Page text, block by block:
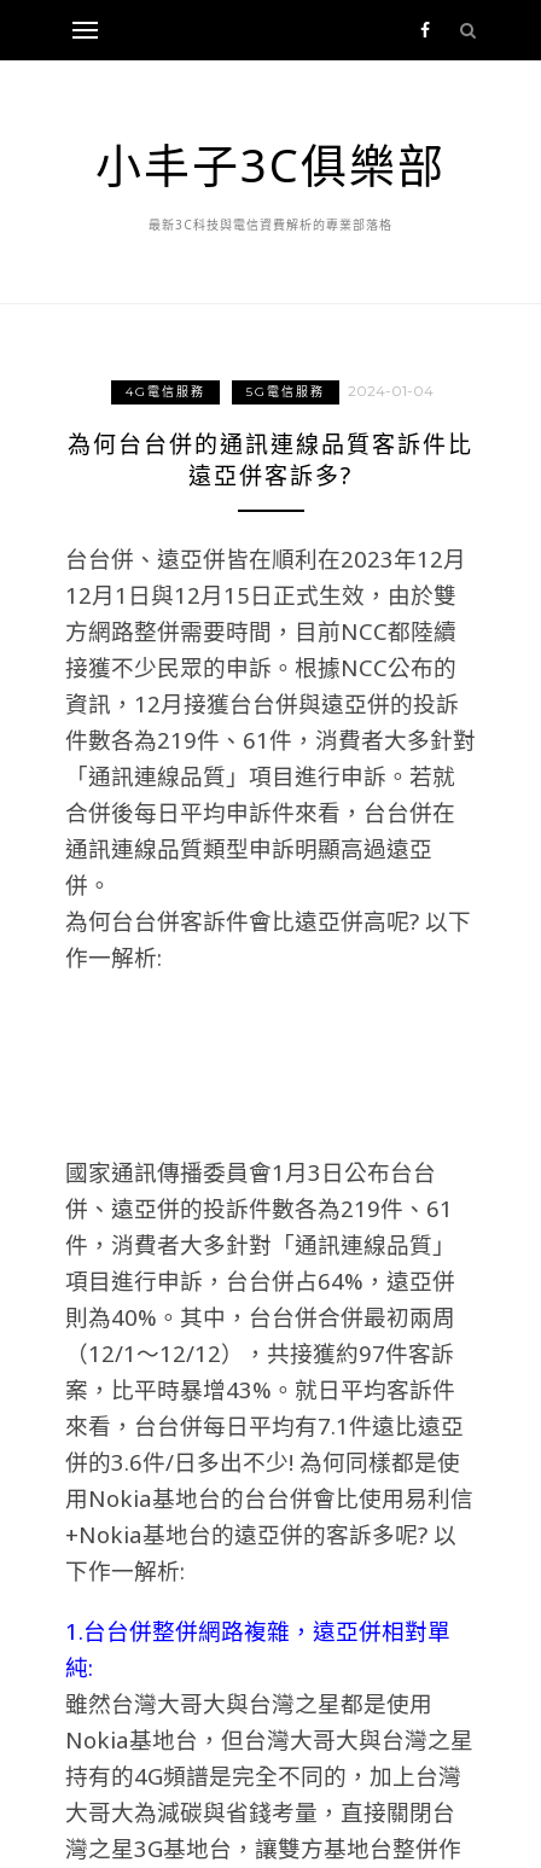
小丰子3C俱樂部
最新3C科技與電信資費解析的專業部落格
4G電信服務 5G電信服務 2024-01-04
為何台台併的通訊連線品質客訴件比
遠亞併客訴多?
台台併、遠亞併皆在順利在2023年12月
12月1日與12月15日正式生效，由於雙
方網路整併需要時間，目前NCC都陸續
接獲不少民眾的申訴。根據NCC公布的
資訊，12月接獲台台併與遠亞併的投訴
件數各為219件、61件，消費者大多針對
「通訊連線品質」項目進行申訴。若就
合併後每日平均申訴件來看，台台併在
通訊連線品質類型申訴明顯高過遠亞
併。
為何台台併客訴件會比遠亞併高呢? 以下
作一解析:
國家通訊傳播委員會1月3日公布台台
併、遠亞併的投訴件數各為219件、61
件，消費者大多針對「通訊連線品質」
項目進行申訴，台台併占64%，遠亞併
則為40%。其中，台台併合併最初兩周
（12/1～12/12），共接獲約97件客訴
案，比平時暴增43%。就日平均客訴件
來看，台台併每日平均有7.1件遠比遠亞
併的3.6件/日多出不少! 為何同樣都是使
用Nokia基地台的台台併會比使用易利信
+Nokia基地台的遠亞併的客訴多呢? 以
下作一解析:
1.台台併整併網路複雜，遠亞併相對單
純:
雖然台灣大哥大與台灣之星都是使用
Nokia基地台，但台灣大哥大與台灣之星
持有的4G頻譜是完全不同的，加上台灣
大哥大為減碳與省錢考量，直接關閉台
灣之星3G基地台，讓雙方基地台整併作